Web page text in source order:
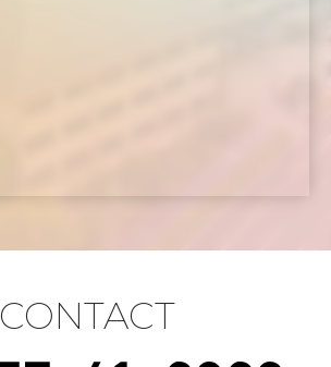
CONTACT